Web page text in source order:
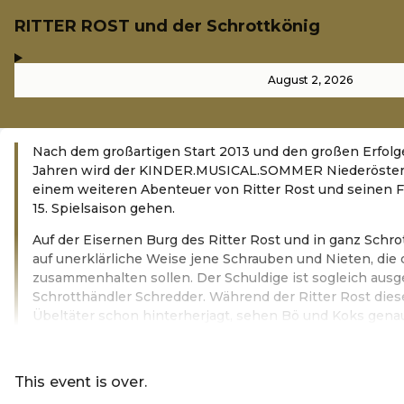
RITTER ROST und der Schrottkönig
August 2, 2026
Nach dem großartigen Start 2013 und den großen
Jahren wird der KINDER.MUSICAL.SOMMER
einem weiteren Abenteuer von Ritter Rost und seinen
15. Spielsaison gehen.
Auf der Eisernen Burg des Ritter Rost und in ganz
auf unerklärliche Weise jene Schrauben und Nieten, die
zusammenhalten sollen. Der Schuldige ist sogleich
Schrotthändler Schredder. Während der Ritter Rost
Übeltäter schon hinterherjagt, sehen Bö und Koks
This event is over.